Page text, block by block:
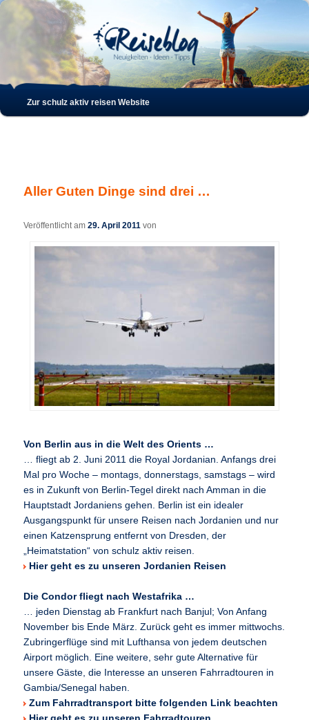
Hauptmenü
Zum
Zum
wechseln
Zur schulz aktiv reisen Website
Aller Guten Dinge sind drei …
Veröffentlicht am29. April 2011 von
Von Berlin aus in die Welt des Orients …
… fliegt ab 2. Juni 2011 die Royal Jordanian. Anfangs drei
Mal pro Woche – montags, donnerstags, samstags – wird
es in Zukunft von Berlin-Tegel direkt nach Amman in die
Hauptstadt Jordaniens gehen. Berlin ist ein idealer
Ausgangspunkt für unsere Reisen nach Jordanien und nur
einen Katzensprung entfernt von Dresden, der
„Heimatstation“ von schulz aktiv reisen.
Hier geht es zu unseren Jordanien Reisen
Die Condor fliegt nach Westafrika …
… jeden Dienstag ab Frankfurt nach Banjul; Von Anfang
November bis Ende März. Zurück geht es immer mittwochs.
Zubringerflüge sind mit Lufthansa von jedem deutschen
Airport möglich. Eine weitere, sehr gute Alternative für
unsere Gäste, die Interesse an unseren Fahrradtouren in
Gambia/Senegal haben.
Zum Fahrradtransport bitte folgenden Link beachten